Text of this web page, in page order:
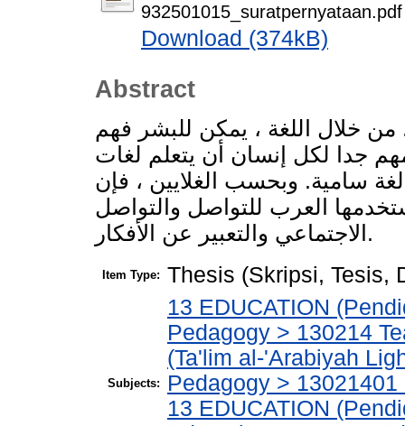
932501015_suratpernyataan.pdf
Download (374kB)
Abstract
من خلال اللغة ، يمكن للبشر فهم
جدا لكل إنسان أن يتعلم لغات
لغة سامية. وبحسب الغلايين ، فإن
العرب للتواصل والتواصل
الاجتماعي والتعبير عن الأفكار.
Item Type: Thesis (Skripsi, Tesis,
Subjects:
13 EDUCATION
Pedagogy > 130214
(Ta'lim al-'Arabiyah
Pedagogy >
13 EDUCATION